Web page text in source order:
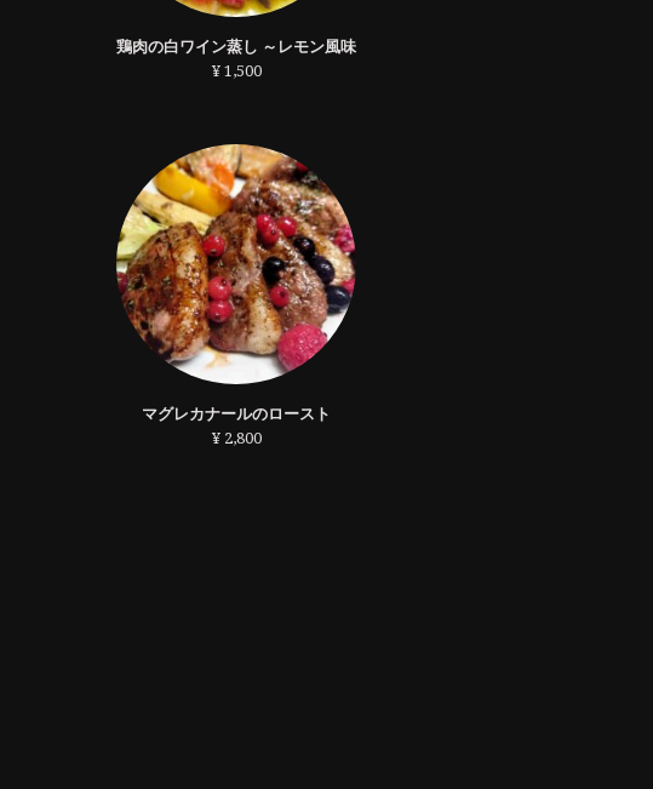
鶏肉の白ワイン蒸し ～レモン風味
¥ 1,500
マグレカナールのロースト
¥ 2,800